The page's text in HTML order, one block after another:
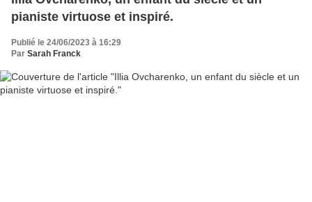
pianiste virtuose et inspiré.
Publié le 24/06/2023 à 16:29
Par Sarah Franck